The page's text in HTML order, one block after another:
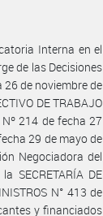
Interna en el
de las Decisiones
de noviembre de
DE TRABAJO
Nº 214 de fecha 27
29 de mayo de
Negociadora del
SECRETARÍA DE
N° 413 de
y financiados